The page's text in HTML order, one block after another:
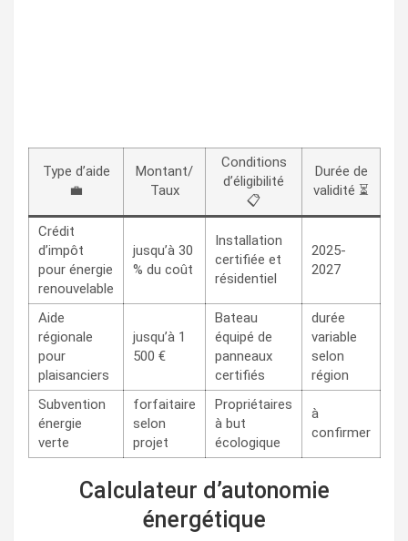
Type d’aide
💼
Montant/
Taux
Conditions
d’éligibilité
📋
Durée de
validité ⏳
Crédit
d’impôt
pour énergie
renouvelable
jusqu’à 30
% du coût
Installation
certifiée et
résidentiel
2025-
2027
Aide
régionale
pour
plaisanciers
jusqu’à 1
500 €
Bateau
équipé de
panneaux
certifiés
durée
variable
selon
région
Subvention
énergie
verte
forfaitaire
selon
projet
Propriétaires
à but
écologique
à
confirmer
Calculateur d’autonomie
énergétique